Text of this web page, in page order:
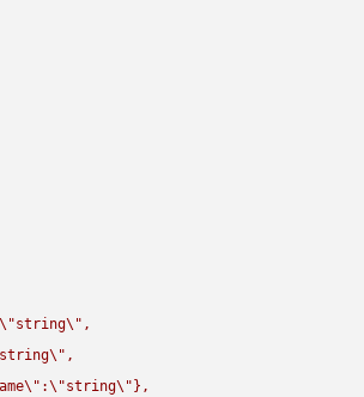
\"string\" ,
string\" ,
\" :\"string\" },